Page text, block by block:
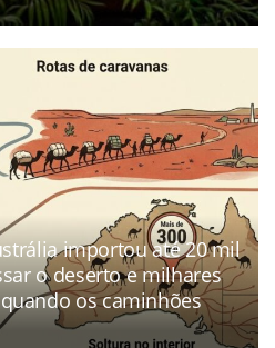
importou até 20 mil
o deserto e milhares
os caminhões